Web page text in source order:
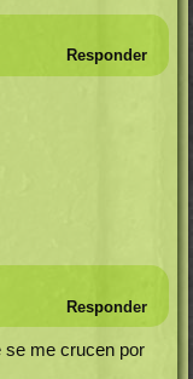
Responder
Responder
se me crucen por